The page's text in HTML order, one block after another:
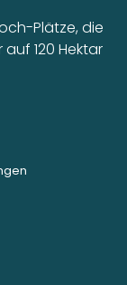
Plätze, die
120 Hektar